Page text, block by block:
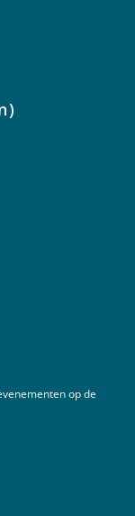
op de